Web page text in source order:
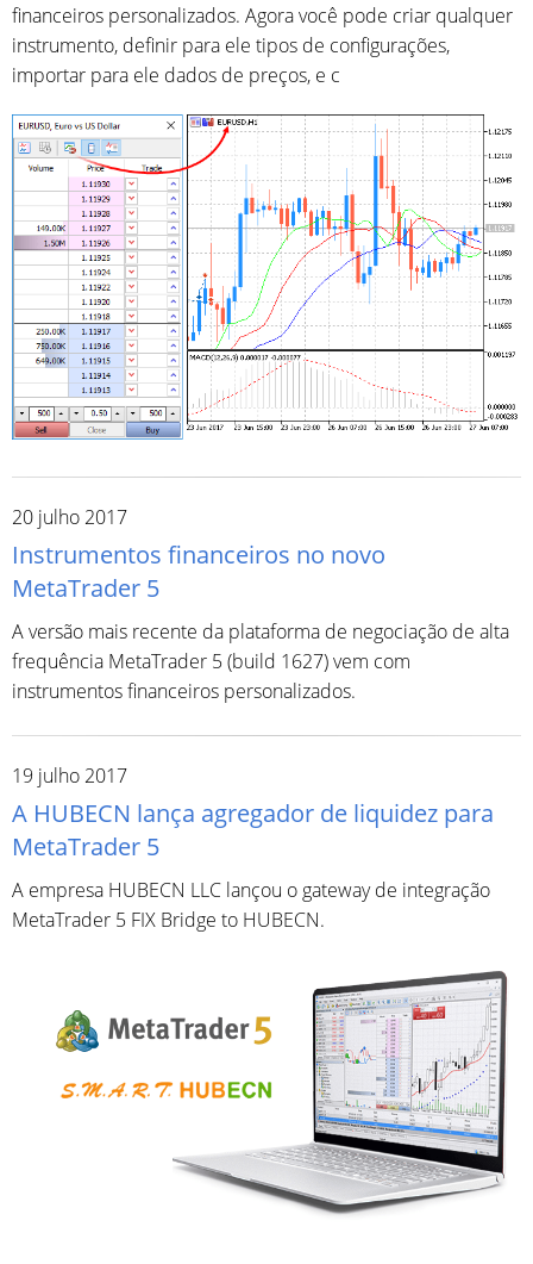
financeiros personalizados. Agora você pode criar qualquer
instrumento, definir para ele tipos de configurações,
importar para ele dados de preços, e c
20 julho 2017
Instrumentos financeiros no novo
MetaTrader 5
A versão mais recente da plataforma de negociação de alta
frequência MetaTrader 5 (build 1627) vem com
instrumentos financeiros personalizados.
19 julho 2017
A HUBECN lança agregador de liquidez para
MetaTrader 5
A empresa HUBECN LLC lançou o gateway de integração
MetaTrader 5 FIX Bridge to HUBECN.